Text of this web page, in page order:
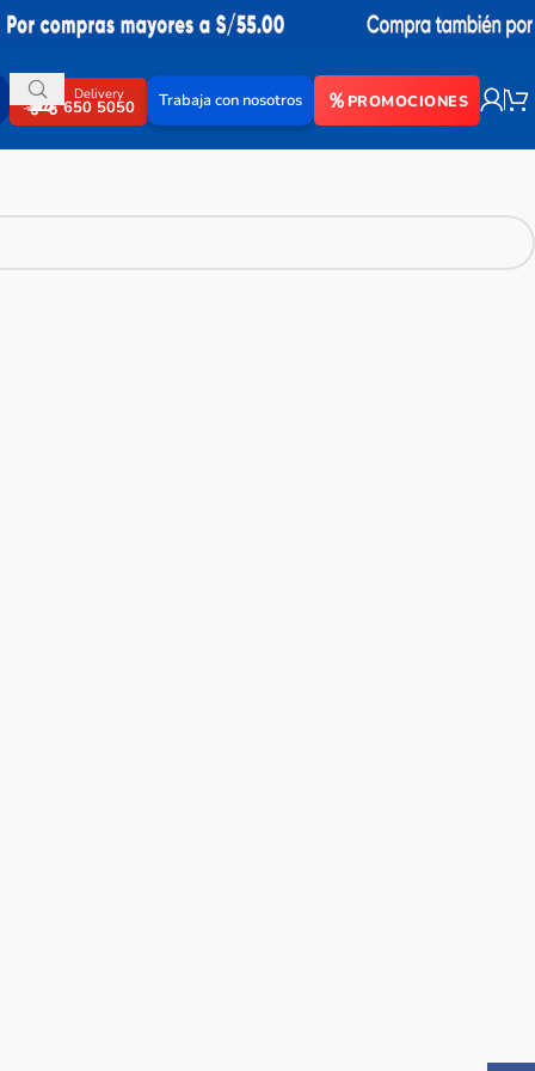
Delivery
650 5050 Trabaja con nosotros PROMOCIONES